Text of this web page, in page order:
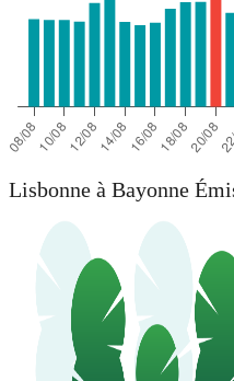
Lisbonne à Bayonne